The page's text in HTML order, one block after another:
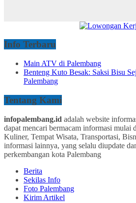
Info Terbaru
Main ATV di Palembang
Benteng Kuto Besak: Saksi Bisu
Palembang
Tentang Kami
infopalembang.id adalah website
dapat mencari bermacam informasi mulai
Kuliner, Tempat Wisata, Transportasi,
informasi lainnya, yang selalu diupdate
perkembangan kota Palembang
Berita
Sekilas Info
Foto Palembang
Kirim Artikel